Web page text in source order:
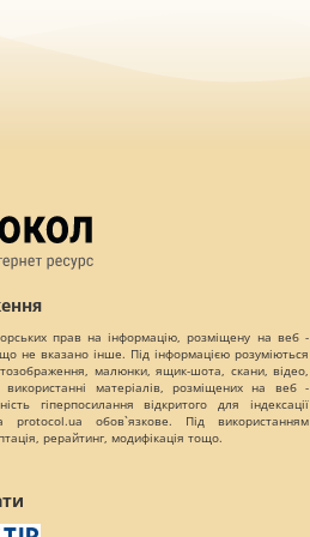
прав на інформацію, розміщену на веб -
не вказано інше. Під інформацією розуміються
малюнки, ящик-шота, скани, відео,
матеріалів, розміщених на веб -
гіперпосилання відкритого для індексації
обов`язкове. Під використанням
рерайтинг, модифікація тощо.